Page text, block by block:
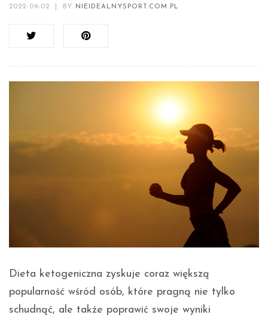
2022-09-02 BY NIEIDEALNYSPORT.COM.PL
Dieta ketogeniczna zyskuje coraz większą
popularność wśród osób, które pragną nie tylko
schudnąć, ale także poprawić swoje wyniki